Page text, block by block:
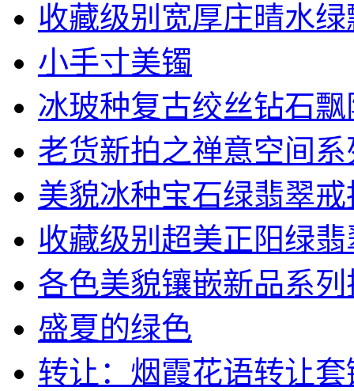
收藏级别宽厚庄晴水绿
小手寸美镯
冰玻种复古绞丝钻石飘
老货新拍之禅意空间系
美貌冰种宝石绿翡翠戒
收藏级别超美正阳绿翡
各色美貌镶嵌新品系列
盛夏的绿色
转让：烟霞花语转让套